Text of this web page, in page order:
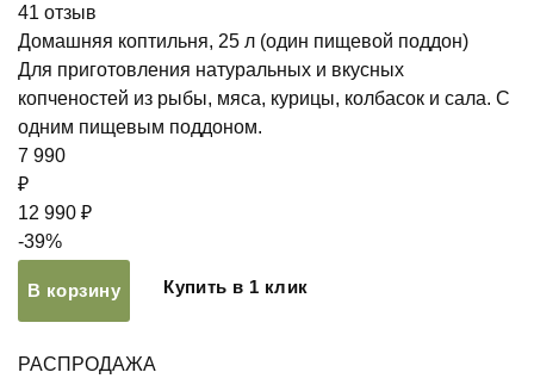
41 отзыв
Домашняя коптильня, 25 л (один пищевой поддон)
Для приготовления натуральных и вкусных
копченостей из рыбы, мяса, курицы, колбасок и сала. С
одним пищевым поддоном.
7 990
₽
12 990 ₽
-39%
В корзину Купить в 1 клик
РАСПРОДАЖА